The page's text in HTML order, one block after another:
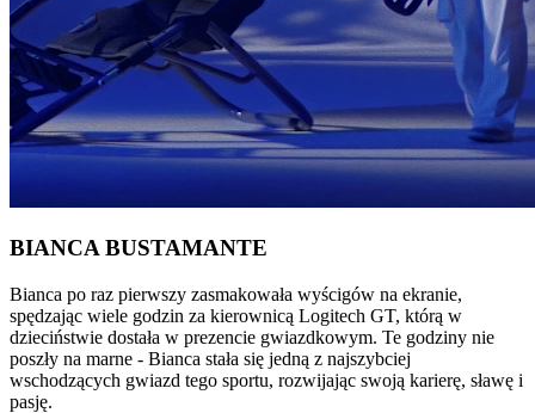
BIANCA BUSTAMANTE
Bianca po raz pierwszy zasmakowała wyścigów na ekranie,
spędzając wiele godzin za kierownicą Logitech GT, którą w
dzieciństwie dostała w prezencie gwiazdkowym. Te godziny nie
poszły na marne - Bianca stała się jedną z najszybciej
wschodzących gwiazd tego sportu, rozwijając swoją karierę, sławę i
pasję.